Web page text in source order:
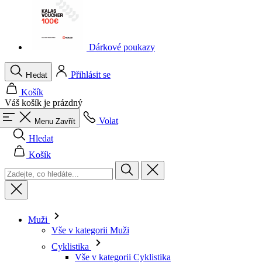
Dárkové poukazy
Hledat
Přihlásit se
Košík
Váš košík je prázdný
Menu Zavřít
Volat
Hledat
Košík
Muži
Vše v kategorii Muži
Cyklistika
Vše v kategorii Cyklistika